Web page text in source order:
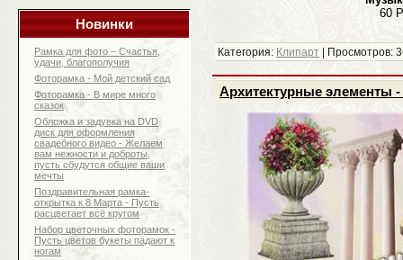
Новинки
Рамка для фото – Счастья,
удачи, благополучия
Фоторамка - Мой детский сад
Фоторамка - В мире много
сказок
Обложка и задувка на DVD
диск для оформления
свадебного видео - Желаем
вам нежности и доброты,
пусть сбудутся общие ваши
мечты
Поздравительная рамка-
открытка к 8 Марта - Пусть
расцветает всё кругом
Набор цветочных фоторамок -
Пусть цветов букеты падают к
ногам
60
Категория: Клипарт| Просмотров:
Архитектурные элементы